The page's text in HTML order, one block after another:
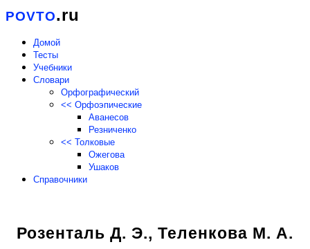
POVTO.ru
Домой
Тесты
Учебники
Словари
Орфографический
<< Орфоэпические
Аванесов
Резниченко
<< Толковые
Ожегова
Ушаков
Справочники
Розенталь Д. Э., Теленкова М. А.